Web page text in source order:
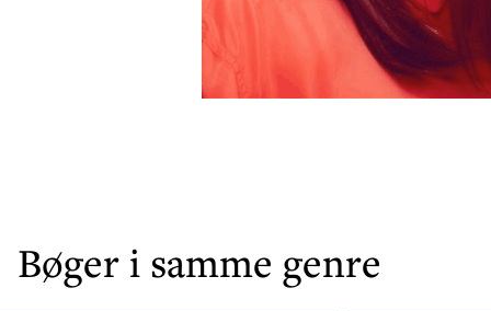
Bøger i samme genre